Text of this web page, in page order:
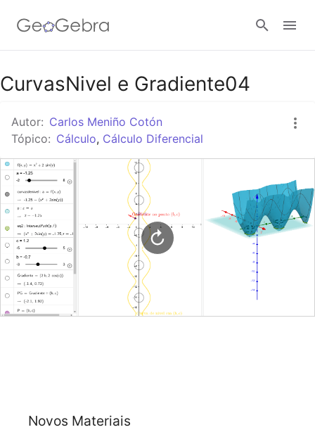
Google Classroom
Tarefa
Entrar no sistema
CurvasNivel e Gradiente04
Autor: Carlos Meniño Cotón
Tópico: Cálculo, Cálculo Diferencial
Novos Materiais